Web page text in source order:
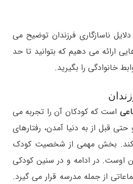
دلایل ناسازگاری فرزندان توضیح می
ارائه می دهیم که بتوانید تا حد
خانوادگی را بگیرید.
است که کودکان آن را تجربه می
قبل از به دنیا آمدن، رفتارهای
کند. بخش مهمی از شخصیت کودک
اوست. در ادامه و در سنین کودکی
از جمله مدرسه قرار می گیرد.